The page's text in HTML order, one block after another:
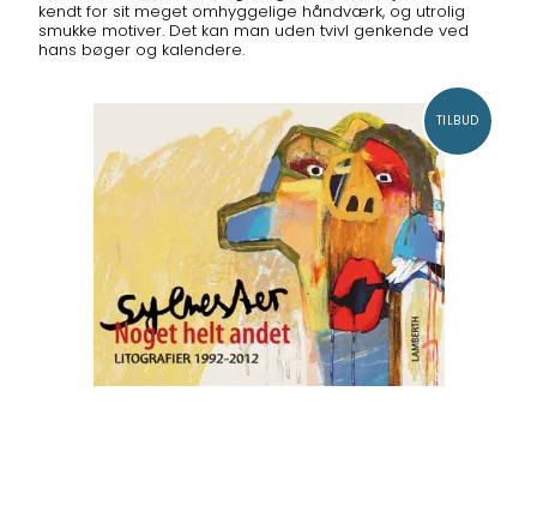
kendt for sit meget omhyggelige håndværk, og utrolig
smukke motiver. Det kan man uden tvivl genkende ved
hans bøger og kalendere.
TILBUD